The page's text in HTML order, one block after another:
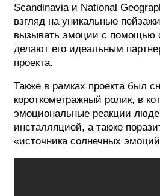
Scandinavia и National
взгляд на уникальные
вызывать эмоции с помощью
делают его идеальным
проекта.
Также в рамках проекта был
короткометражный ролик, в
эмоциональные реакции
инсталляцией, а также
«источника солнечных